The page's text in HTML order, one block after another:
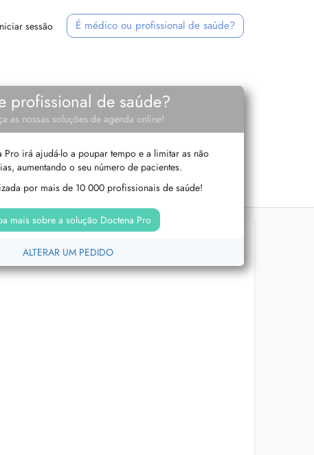
sessão É médico ou profissional de saúde?
profissional de saúde?
as nossas soluções de agenda online!
Pro irá ajudá-lo a poupar tempo e a limitar as não
aumentando o seu número de pacientes.
por mais de 10 000 profissionais de saúde!
mais sobre a solução Doctena Pro
ALTERAR UM PEDIDO